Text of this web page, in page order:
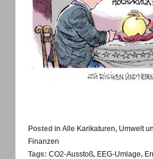
Posted in Alle Karikaturen, Umwelt
Finanzen
Tags: CO2-Ausstoß, EEG-Umlage,